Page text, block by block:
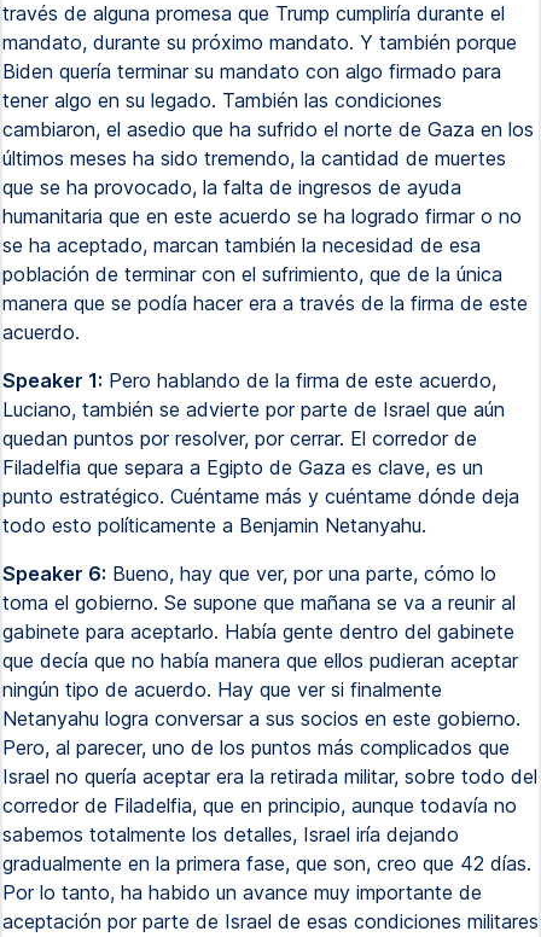
través de alguna promesa que Trump cumpliría durante el
mandato, durante su próximo mandato. Y también porque
Biden quería terminar su mandato con algo firmado para
tener algo en su legado. También las condiciones
cambiaron, el asedio que ha sufrido el norte de Gaza en los
últimos meses ha sido tremendo, la cantidad de muertes
que se ha provocado, la falta de ingresos de ayuda
humanitaria que en este acuerdo se ha logrado firmar o no
se ha aceptado, marcan también la necesidad de esa
población de terminar con el sufrimiento, que de la única
manera que se podía hacer era a través de la firma de este
acuerdo.
Speaker 1: Pero hablando de la firma de este acuerdo,
Luciano, también se advierte por parte de Israel que aún
quedan puntos por resolver, por cerrar. El corredor de
Filadelfia que separa a Egipto de Gaza es clave, es un
punto estratégico. Cuéntame más y cuéntame dónde deja
todo esto políticamente a Benjamin Netanyahu.
Speaker 6: Bueno, hay que ver, por una parte, cómo lo
toma el gobierno. Se supone que mañana se va a reunir al
gabinete para aceptarlo. Había gente dentro del gabinete
que decía que no había manera que ellos pudieran aceptar
ningún tipo de acuerdo. Hay que ver si finalmente
Netanyahu logra conversar a sus socios en este gobierno.
Pero, al parecer, uno de los puntos más complicados que
Israel no quería aceptar era la retirada militar, sobre todo del
corredor de Filadelfia, que en principio, aunque todavía no
sabemos totalmente los detalles, Israel iría dejando
gradualmente en la primera fase, que son, creo que 42 días.
Por lo tanto, ha habido un avance muy importante de
aceptación por parte de Israel de esas condiciones militares